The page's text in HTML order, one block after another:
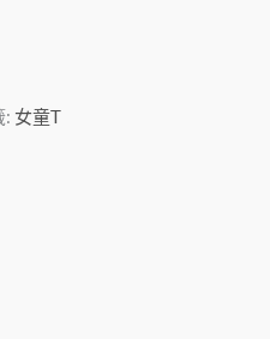
: 女童T